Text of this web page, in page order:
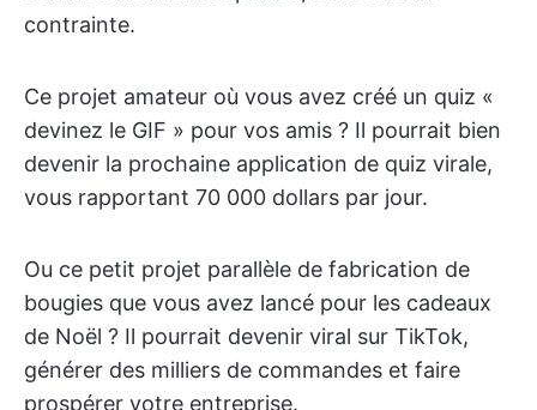
contrainte.
Ce projet amateur où vous avez créé un quiz «
devinez le GIF » pour vos amis ? Il pourrait bien
devenir la prochaine application de quiz virale,
vous rapportant 70 000 dollars par jour.
Ou ce petit projet parallèle de fabrication de
bougies que vous avez lancé pour les cadeaux
de Noël ? Il pourrait devenir viral sur TikTok,
générer des milliers de commandes et faire
prospérer votre entreprise.